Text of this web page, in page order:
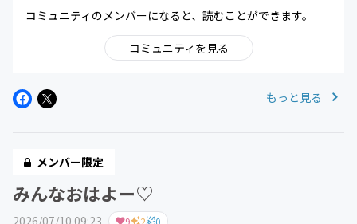
コミュニティのメンバーになると、読むことができます。
コミュニティを見る
もっと見る
メンバー限定
みんなおはよー♡
9 2 0